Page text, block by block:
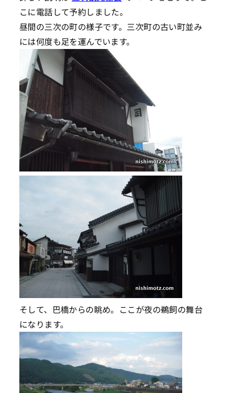
こに電話して予約しました。
昼間の三次の町の様子です。三次町の古い町並み
には何度も足を運んでいます。
そして、巴橋からの眺め。ここが夜の鵜飼の舞台
になります。